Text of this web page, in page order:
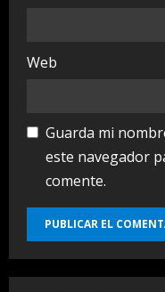
Web
Guarda mi
este navegador
comente.